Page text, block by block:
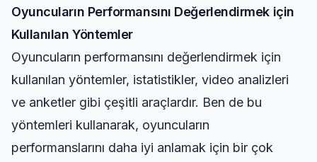
Oyuncuların Performansını Değerlendirmek için
Kullanılan Yöntemler
Oyuncuların performansını değerlendirmek için
kullanılan yöntemler, istatistikler, video analizleri
ve anketler gibi çeşitli araçlardır. Ben de bu
yöntemleri kullanarak, oyuncuların
performanslarını daha iyi anlamak için bir çok